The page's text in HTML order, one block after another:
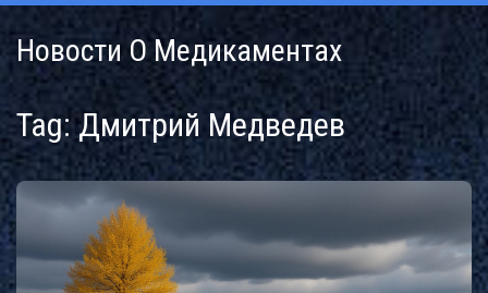
Новости О Медикаментах
Tag: Дмитрий Медведев